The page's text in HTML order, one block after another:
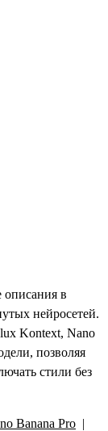
описания в
нейросетей.
Kontext, Nano
позволяя
стили без
Banana Pro |